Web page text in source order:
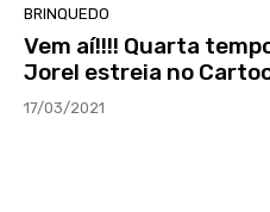
BRINQUEDO
Vem aí!!!! Quarta
Jorel estreia no
17/03/2021